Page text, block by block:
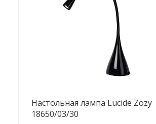
Настольная лампа Lucide Zozy
18650/03/30